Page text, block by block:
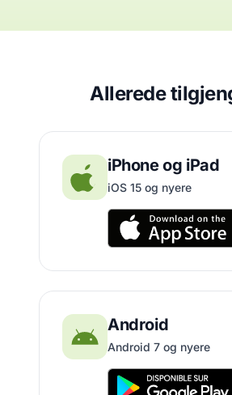
Allerede
iPhone og iPad
iOS 15 og nyere
Android
Android 7 og nyere